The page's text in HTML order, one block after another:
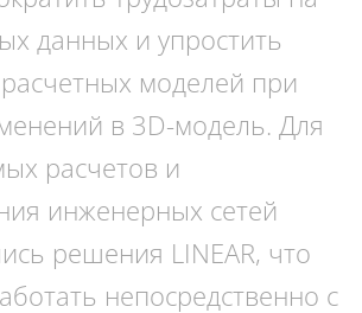
данных и упростить
моделей при
в 3D-модель. Для
расчетов и
инженерных сетей
решения LINEAR, что
непосредственно с